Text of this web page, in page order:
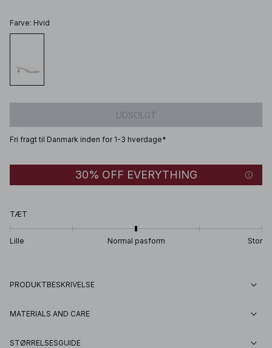
Farve: Hvid
UDSOLGT
Fri fragt til Danmark inden for 1-3 hverdage*
30% OFF EVERYTHING
TÆT
Lille Normal pasform Stor
PRODUKTBESKRIVELSE
MATERIALS AND CARE
STØRRELSESGUIDE